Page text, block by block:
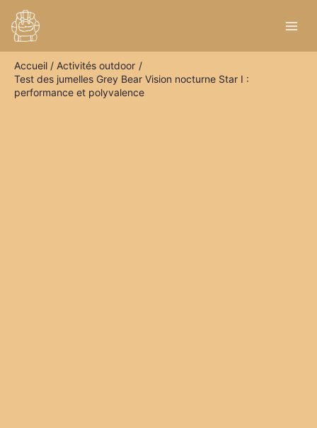
contenu
Accueil
Activités outdoor
Test des jumelles Grey Bear Vision nocturne Star I :
performance et polyvalence
e
h
e